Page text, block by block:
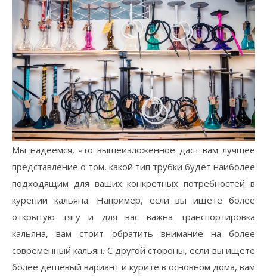
Мы надеемся, что вышеизложенное даст вам лучшее
представление о том, какой тип трубки будет наиболее
подходящим для ваших конкретных потребностей в
курении кальяна. Например, если вы ищете более
открытую тягу и для вас важна транспортировка
кальяна, вам стоит обратить внимание на более
современный кальян. С другой стороны, если вы ищете
более дешевый вариант и курите в основном дома, вам